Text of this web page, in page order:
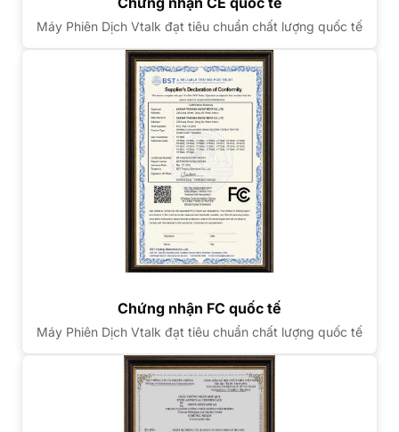
Máy Phiên Dịch Vtalk đạt tiêu chuẩn chất lượng quốc tế
Chứng nhận FC quốc tế
Máy Phiên Dịch Vtalk đạt tiêu chuẩn chất lượng quốc tế